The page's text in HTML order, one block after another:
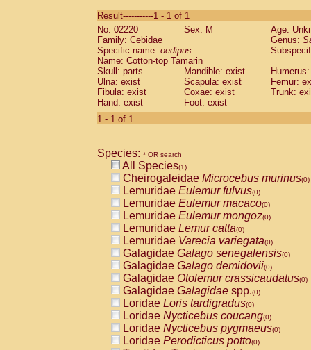
CebidaeSaguinus labiatus(0)
Cebidae Saguinus leucopus (0)
Cebidae
CebidaeSaguinus mystax
Cebidae Saguinus nigricollis (0)
Cebidae Saguinus oedipus
Cebidae Saguinus weddelli
Cebidae Saguinusspp.
Cebidae
CebidaeCebus capucinus
CebidaeCebus nigrivittatus
CebidaeCebus spp.(0)
CebidaeSaimiri boliviensis(0)
CebidaeSaimiri sciureus(0)
AtelidaeAlouatta caraya(0)
AtelidaeAlouatta fusca(0)
AtelidaeAlouatta seniculus(0)
AtelidaeAlouattaspp.(0)
AtelidaeAteles belzebuth(0)
AtelidaeAteles geoffroyi(0)
AtelidaeAteles paniscus(0)
AtelidaeAtelesspp.(0)
AtelidaeLagothrix lagothricha(0)
AtelidaeLagothrix lagothricha cana
PitheciidaeCacajao calvus
Result-----------1 - 1 of 1
No: 02220
Sex: M
Age:
Family: Cebidae
Genus:
Specific name: oedipus
Name: Cotton-top Tamarin
Skull: parts
Mandible: exist
Ulna: exist
Scapula: exist
Femur:
Fibula: exist
Coxae: exist
Trunk:
Hand: exist
Foot: exist
1 - 1 of 1
Species: * OR search
All Species(1)
Cheirogaleidae Microcebus murinus(0)
Lemuridae Eulemur fulvus(0)
Lemuridae Eulemur macaco(0)
Lemuridae Eulemur mongoz(0)
Lemuridae Lemur catta(0)
Lemuridae Varecia variegata(0)
Galagidae Galago senegalensis(0)
Galagidae Galago demidovii(0)
Galagidae Otolemur crassicaudatus(0)
Galagidae Galagidae spp.(0)
Loridae Loris tardigradus(0)
Loridae Nycticebus coucang(0)
Loridae Nycticebus pygmaeus(0)
Loridae Perodicticus potto(0)